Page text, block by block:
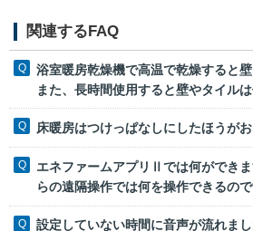
関連するFAQ
浴室暖房乾燥機で高温で乾燥すると
また、長時間使用すると壁やタイル
床暖房はつけっぱなしにしたほうが
エネファームアプリⅡでは何ができ
らの遠隔操作では何を操作できるので
設定していない時間に音声が流れま